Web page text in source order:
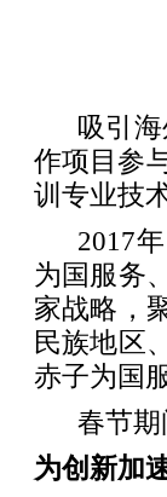
吸引
作项目参
训专业技
2017
为国服务
家战略，
民族地区
赤子为国
春节
为创新